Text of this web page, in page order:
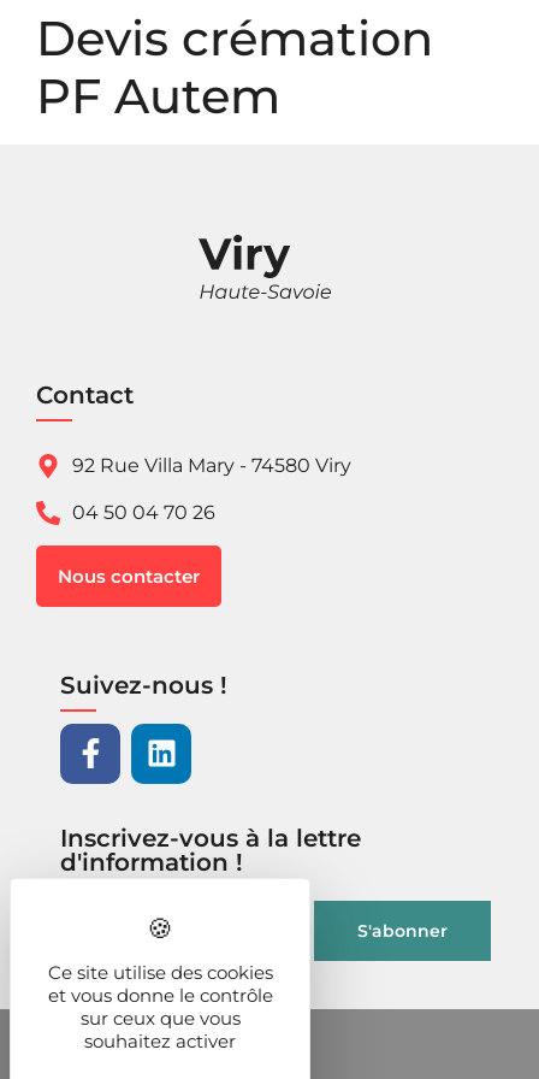
Devis crémation
PF Autem
Contact
92 Rue Villa Mary - 74580 Viry
04 50 04 70 26
Nous contacter
Suivez-nous !
Inscrivez-vous à la lettre
d'information !
Panneau de gestion des cookies
Ce site utilise des cookies
et vous donne le contrôle
sur ceux que vous
souhaitez activer